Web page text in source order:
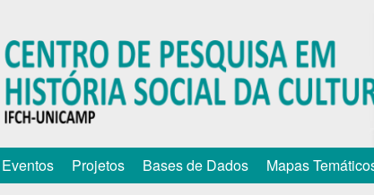
para
o
conteúdo
Eventos Projetos Bases de Dados Mapas